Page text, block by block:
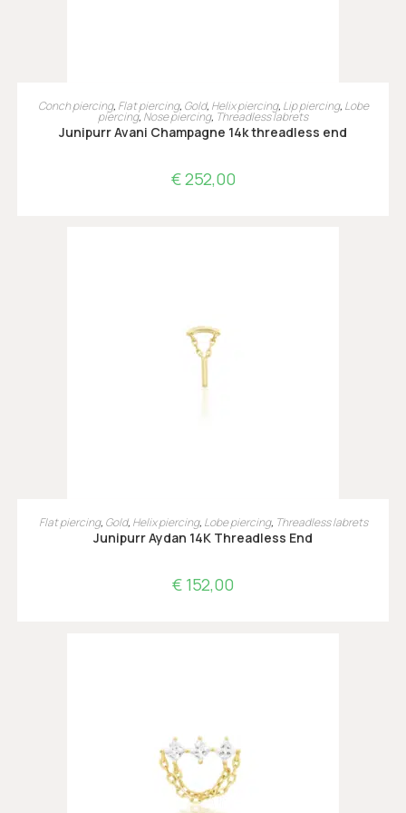
TOEVOEGEN AAN WINKELWAGEN
Conch piercing, Flat piercing, Gold, Helix piercing, Lip piercing, Lobe
piercing, Nose piercing, Threadless labrets
Junipurr Avani Champagne 14k threadless end
€252,00
TOEVOEGEN AAN WINKELWAGEN
Flat piercing, Gold, Helix piercing, Lobe piercing, Threadless labrets
Junipurr Aydan 14K Threadless End
€ 152,00